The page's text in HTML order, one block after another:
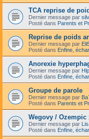
TCA reprise de
Dernier message par
Posté dans Parents et
Reprise de poids
Dernier message par
Posté dans Enfine,
Anorexie
Dernier message par Hlp
Posté dans Enfine,
Groupe de parole
Dernier message par
Posté dans Parents et
Wegovy /
Dernier message par
Posté dans Enfine,